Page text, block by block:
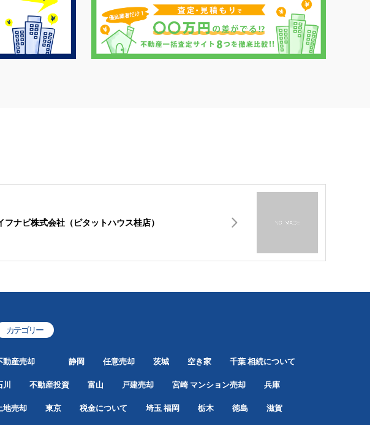
フナビ株式会社（ピタットハウス桂店）
カテゴリー
動産売却 静岡 任意売却 茨城 空き家 千葉相続について
川 不動産投資 富山 戸建売却 宮崎 マンション売却 兵庫
地売却 東京 税金について 埼玉福岡 栃木 徳島 滋賀